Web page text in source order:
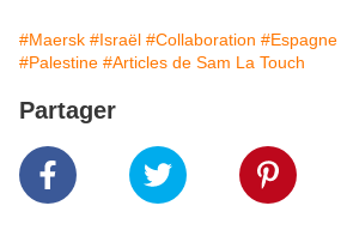
#Maersk #Israël #Collaboration #Espagne
#Palestine #Articles de Sam La Touch
Partager